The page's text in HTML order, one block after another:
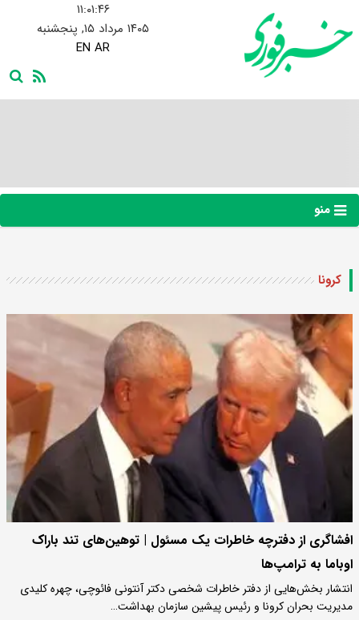
۱۱:۰۱:۴۷
۱۴۰۵ مرداد ۱۵, پنجشنبه
EN AR
منو
کرونا
افشاگری از دفترچه خاطرات یک مسئول | توهین‌های تند باراک
اوباما به ترامپ‌ها
انتشار بخش‌هایی از دفتر خاطرات شخصی دکتر آنتونی فائوچی، چهره کلیدی
مدیریت بحران کرونا و رئیس پیشین سازمان بهداشت…